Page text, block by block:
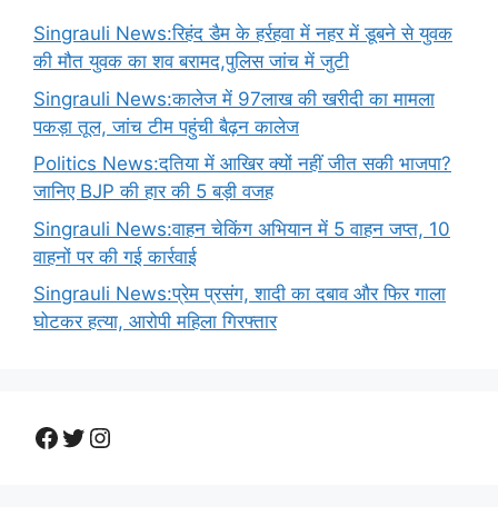
Singrauli News:रिहंद डैम के हर्रहवा में नहर में डूबने से युवक
की मौत युवक का शव बरामद,पुलिस जांच में जुटी
Singrauli News:कालेज में 97लाख की खरीदी का मामला
पकड़ा तूल, जांच टीम पहुंची बैढ़न कालेज
Politics News:दतिया में आखिर क्यों नहीं जीत सकी भाजपा?
जानिए BJP की हार की 5 बड़ी वजह
Singrauli News:वाहन चेकिंग अभियान में 5 वाहन जप्त, 10
वाहनों पर की गई कार्रवाई
Singrauli News:प्रेम प्रसंग, शादी का दबाव और फिर गाला
घोटकर हत्या, आरोपी महिला गिरफ्तार
Facebook
Twitter
Instagram